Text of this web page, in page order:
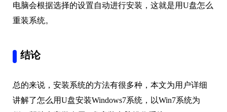
电脑会根据选择的设置自动进行安装，这就是用U盘怎么
重装系统。
结论
总的来说，安装系统的方法有很多种，本文为用户详细
讲解了怎么用U盘安装Windows7系统，以Win7系统为